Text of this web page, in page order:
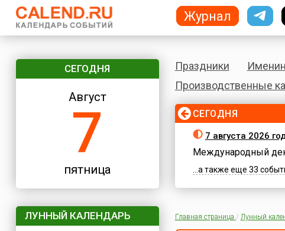
СЕГОДНЯ
Август
7
пятница
ЛУННЫЙ КАЛЕНДАРЬ
Праздники
Производственные
СЕГОДНЯ
7 августа 2026
Международный
...а также еще 33
Главная страница / Лунный
Журнал